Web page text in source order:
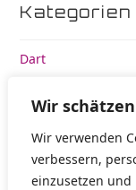
Wir
Wir verwenden
verbessern,
einzusetzen und
Kategorien
Dart
Elektronik
Entwicklung